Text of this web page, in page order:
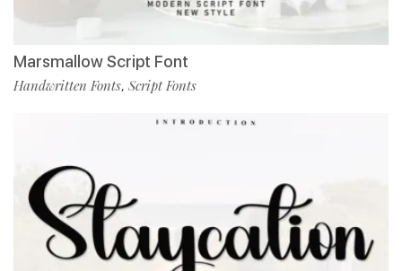
Marsmallow Script Font
Handwritten Fonts, Script Fonts